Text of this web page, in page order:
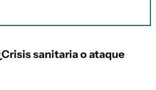
sanitaria o ataque